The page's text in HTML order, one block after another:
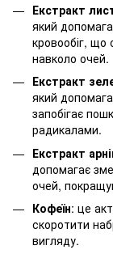
Екстракт
який
кровообіг, що
навколо очей.
Екстракт
який
запобігає
радикалами.
Екстракт
допомагає
очей,
Кофеїн: це
скоротити
вигляду.